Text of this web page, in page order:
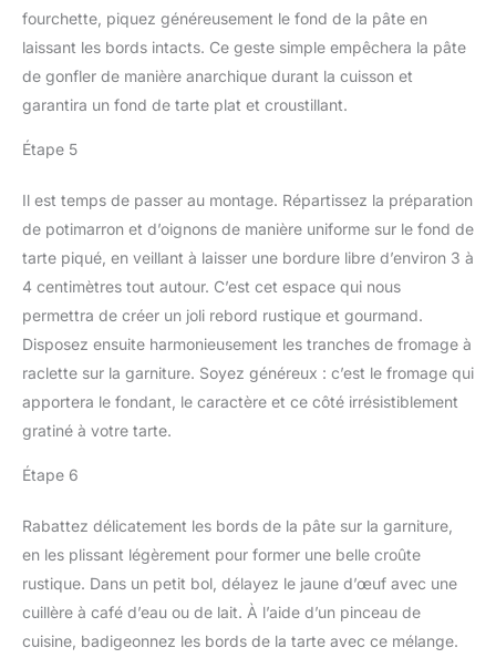
fourchette, piquez généreusement le fond de la pâte en
laissant les bords intacts. Ce geste simple empêchera la pâte
de gonfler de manière anarchique durant la cuisson et
garantira un fond de tarte plat et croustillant.
Étape 5
Il est temps de passer au montage. Répartissez la préparation
de potimarron et d’oignons de manière uniforme sur le fond de
tarte piqué, en veillant à laisser une bordure libre d’environ 3 à
4 centimètres tout autour. C’est cet espace qui nous
permettra de créer un joli rebord rustique et gourmand.
Disposez ensuite harmonieusement les tranches de fromage à
raclette sur la garniture. Soyez généreux : c’est le fromage qui
apportera le fondant, le caractère et ce côté irrésistiblement
gratiné à votre tarte.
Étape 6
Rabattez délicatement les bords de la pâte sur la garniture,
en les plissant légèrement pour former une belle croûte
rustique. Dans un petit bol, délayez le jaune d’œuf avec une
cuillère à café d’eau ou de lait. À l’aide d’un pinceau de
cuisine, badigeonnez les bords de la tarte avec ce mélange.